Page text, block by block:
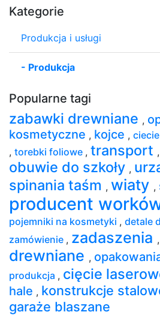
Kategorie
Produkcja i usługi
- Produkcja
Popularne tagi
zabawki drewniane ,
kosmetyczne , kojce ,
, torebki foliowe , transport ,
obuwie do szkoły ,
spinania taśm , wiaty ,
producent
pojemniki na kosmetyki , detale
zamówienie , zadaszenia ,
drewniane ,
produkcja , cięcie
hale , konstrukcje
garaże blaszane